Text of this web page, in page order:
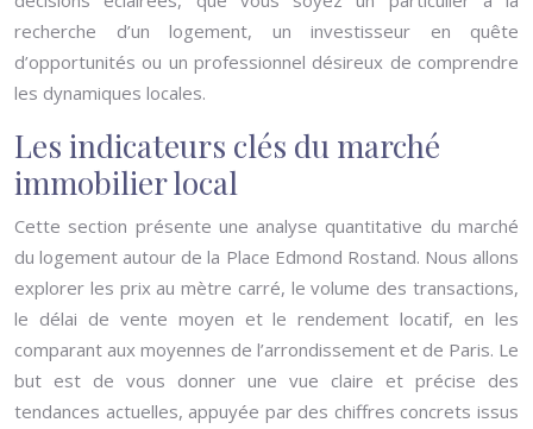
recherche d’un logement, un investisseur en quête
d’opportunités ou un professionnel désireux de comprendre
les dynamiques locales.
Les indicateurs clés du marché
immobilier local
Cette section présente une analyse quantitative du marché
du logement autour de la Place Edmond Rostand. Nous allons
explorer les prix au mètre carré, le volume des transactions,
le délai de vente moyen et le rendement locatif, en les
comparant aux moyennes de l’arrondissement et de Paris. Le
but est de vous donner une vue claire et précise des
tendances actuelles, appuyée par des chiffres concrets issus